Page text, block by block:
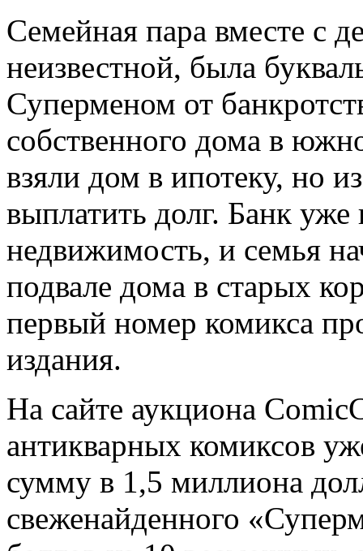
Семейная пара вместе с
неизвестной, была
Суперменом от
собственного дома в
взяли дом в ипотеку, но
выплатить долг. Банк
недвижимость, и семья
подвале дома в старых
первый номер комикса
издания.
На сайте аукциона
антикварных комиксов
сумму в 1,5 миллиона
свеженайденного